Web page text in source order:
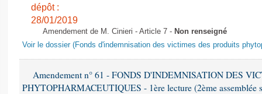
dépôt :
28/01/2019
Amendement de M. Cinieri - Article 7 - Non renseigné
Voir le dossier (Fonds d'indemnisation des victimes des produits
Amendement n° 61 - FONDS D'INDEMNISATION DES
PHYTOPHARMACEUTIQUES - 1ère lecture (2ème assemblée